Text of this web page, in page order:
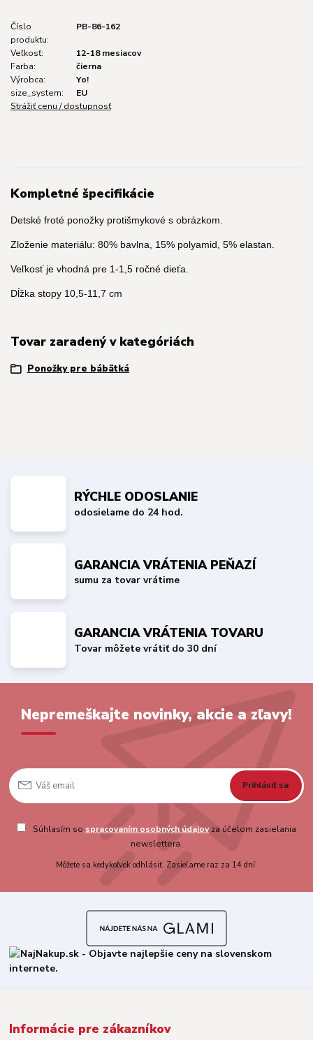
Číslo
produktu:
PB-86-162
Veľkosť:
12-18 mesiacov
Farba:
čierna
Výrobca:
Yo!
size_system:
EU
Strážiť cenu / dostupnosť
Kompletné špecifikácie
Detské froté ponožky protišmykové s obrázkom.
Zloženie materiálu: 80% bavlna, 15% polyamid, 5% elastan.
Veľkosť je vhodná pre 1-1,5 ročné dieťa.
Dĺžka stopy 10,5-11,7 cm
Tovar zaradený v kategóriách
Ponožky pre bábätká
RÝCHLE ODOSLANIE
odosielame do 24 hod.
GARANCIA VRÁTENIA PEŇAZÍ
sumu za tovar vrátime
GARANCIA VRÁTENIA TOVARU
Tovar môžete vrátiť do 30 dní
Nepremeškajte novinky, akcie a zľavy!
Prihlásiť sa
Súhlasím so spracovaním osobných údajovza účelom zasielania
newslettera.
Môžete sa kedykoľvek odhlásiť. Zasielame raz za 14 dní.
Informácie pre zákazníkov